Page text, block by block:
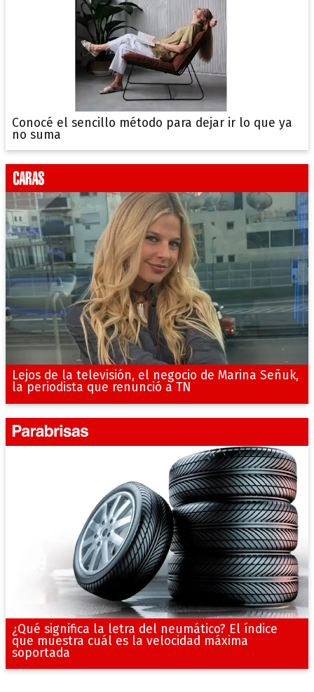
Conocé el sencillo método para dejar ir lo que ya
no suma
Lejos de la televisión, el negocio de Marina Señuk,
la periodista que renunció a TN
¿Qué significa la letra del neumático? El índice
que muestra cuál es la velocidad máxima
soportada